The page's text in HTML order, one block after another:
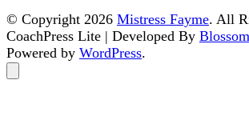
© Copyright 2026 Mistress Fayme. All
CoachPress Lite | Developed By
Powered by WordPress.